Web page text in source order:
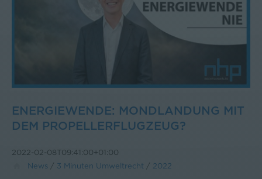
ENERGIEWENDE: MONDLANDUNG MIT
DEM PROPELLERFLUGZEUG?
2022-02-08T09:41:00+01:00
News / 3 Minuten Umweltrecht / 2022